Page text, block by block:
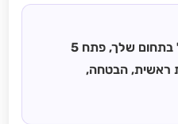
הכנס לשאילתות בגוגל בתחום שלך, פתח 5
ראשית, הבטחה,